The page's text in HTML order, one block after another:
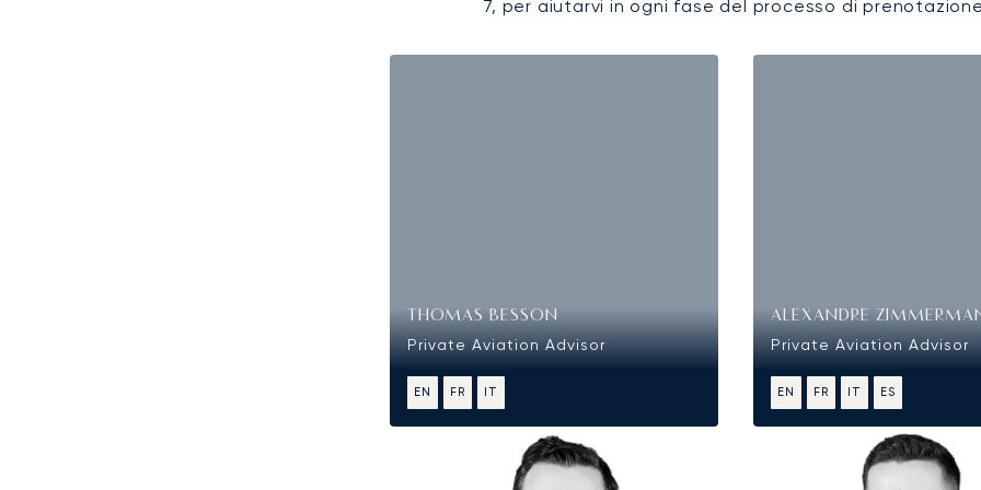
7, per aiutarvi in ogni fase del processo di
THOMAS BESSON
Private Aviation Advisor
EN FR IT
ALEXANDRE
Private Aviation Advisor
EN FR IT ES